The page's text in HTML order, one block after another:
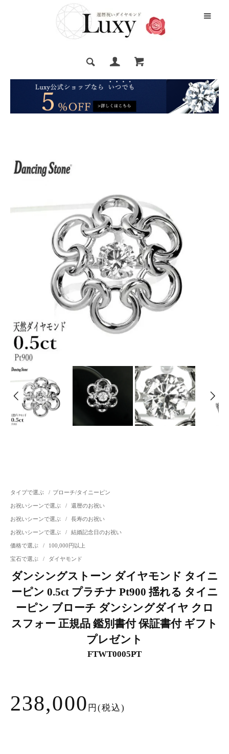
タイプで選ぶ / ブローチ/タイニーピン
お祝いシーンで選ぶ / 還暦のお祝い
お祝いシーンで選ぶ / 長寿のお祝い
お祝いシーンで選ぶ / 結婚記念日のお祝い
価格で選ぶ / 100,000円以上
宝石で選ぶ / ダイヤモンド
ダンシングストーン ダイヤモンド タイニ
ーピン 0.5ct プラチナ Pt900 揺れる タイニ
ーピン ブローチ ダンシングダイヤ クロ
スフォー 正規品 鑑別書付 保証書付 ギフト
プレゼント
FTWT0005PT
238,000 円(税込)